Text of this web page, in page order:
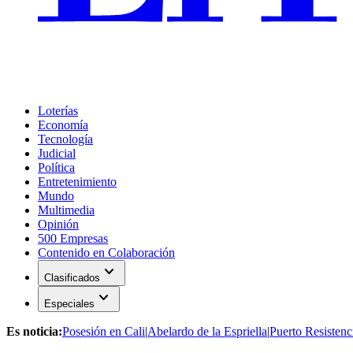
Loterías
Economía
Tecnología
Judicial
Política
Entretenimiento
Mundo
Multimedia
Opinión
500 Empresas
Contenido en Colaboración
Clasificados expand_more
Especiales expand_more
Es noticia:Posesión en Cali|Abelardo de la Espriella|Puerto